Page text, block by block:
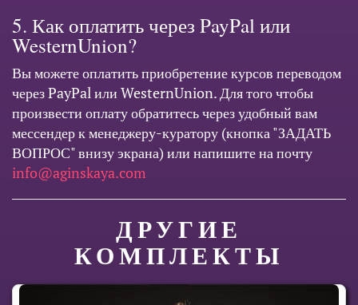
5. Как оплатить через PayPal или
WesternUnion?
Вы можете оплатить приобретение курсов переводом
через PayPal или WesternUnion. Для того чтобы
произвести оплату обратитесь через удобный вам
мессендер к менеджеру-куратору (кнопка "ЗАДАТЬ
ВОПРОС" внизу экрана) или напишите на почту
info@aginskaya.com
ДРУГИЕ
КОМПЛЕКТЫ